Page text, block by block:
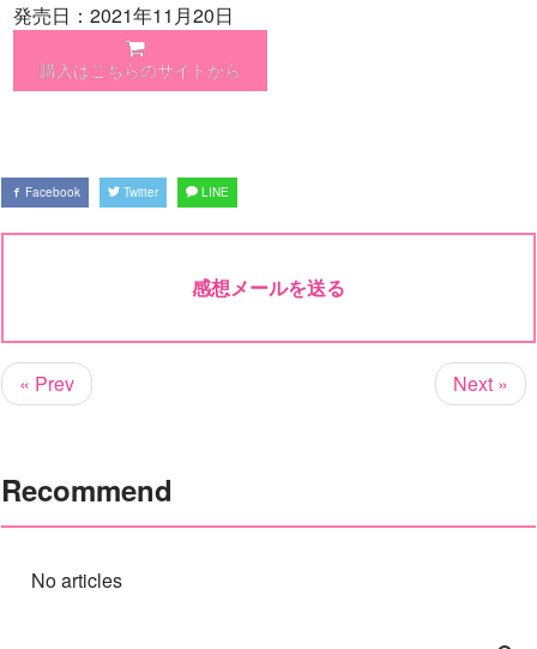
発売日：2021年11月20日
購入はこちらのサイトから
Facebook Twitter LINE
感想メールを送る
« Prev Next »
Recommend
No articles